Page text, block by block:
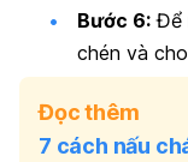
Bước 6: Để
chén và
Đọc thêm
7 cách nấu